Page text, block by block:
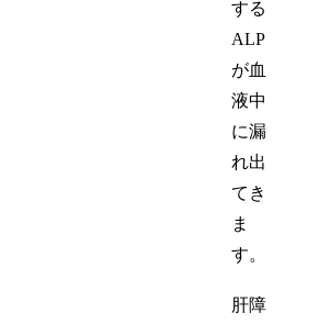
する
ALP
が血
液中
に漏
れ出
てき
ま
す。
肝障